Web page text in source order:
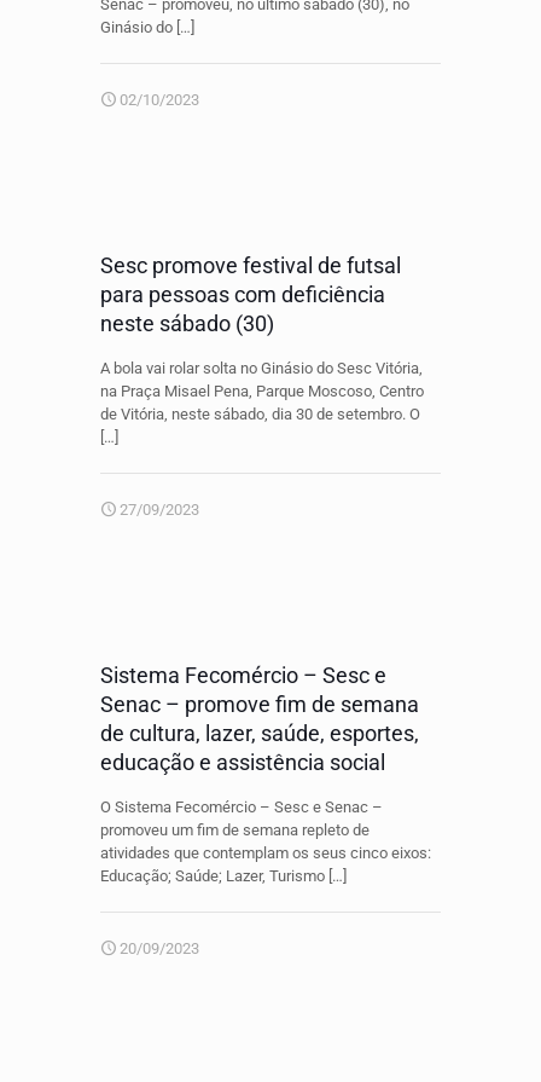
Senac – promoveu, no último sábado (30), no
Ginásio do […]
02/10/2023
Sesc promove festival de futsal
para pessoas com deficiência
neste sábado (30)
A bola vai rolar solta no Ginásio do Sesc Vitória,
na Praça Misael Pena, Parque Moscoso, Centro
de Vitória, neste sábado, dia 30 de setembro. O
[…]
27/09/2023
Sistema Fecomércio – Sesc e
Senac – promove fim de semana
de cultura, lazer, saúde, esportes,
educação e assistência social
O Sistema Fecomércio – Sesc e Senac –
promoveu um fim de semana repleto de
atividades que contemplam os seus cinco eixos:
Educação; Saúde; Lazer, Turismo […]
20/09/2023